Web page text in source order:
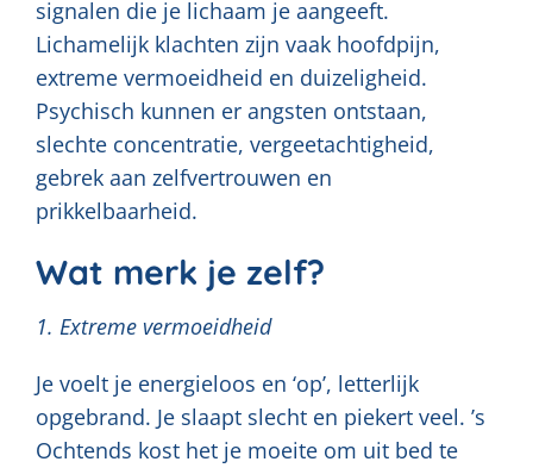
signalen die je lichaam je aangeeft.
Lichamelijk klachten zijn vaak hoofdpijn,
extreme vermoeidheid en duizeligheid.
Psychisch kunnen er angsten ontstaan,
slechte concentratie, vergeetachtigheid,
gebrek aan zelfvertrouwen en
prikkelbaarheid.
Wat merk je zelf?
1. Extreme vermoeidheid
Je voelt je energieloos en ‘op’, letterlijk
opgebrand. Je slaapt slecht en piekert veel. ’s
Ochtends kost het je moeite om uit bed te